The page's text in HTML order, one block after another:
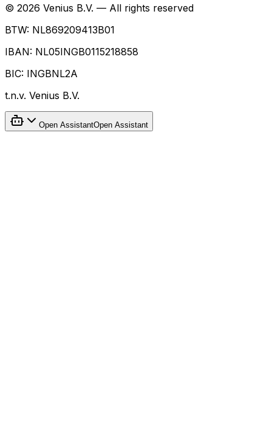
© 2026 Venius B.V. — All rights reserved
BTW: NL869209413B01
IBAN: NL05INGB0115218858
BIC: INGBNL2A
t.n.v. Venius B.V.
Open AssistantOpen Assistant